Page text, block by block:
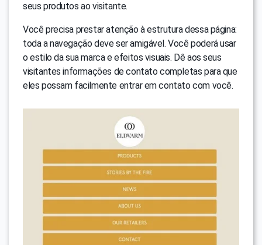
seus produtos ao visitante.
Você precisa prestar atenção à estrutura dessa página:
toda a navegação deve ser amigável. Você poderá usar
o estilo da sua marca e efeitos visuais. Dê aos seus
visitantes informações de contato completas para que
eles possam facilmente entrar em contato com você.